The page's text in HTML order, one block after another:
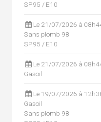
SP95 / E10
Le 21/07/2026 à
Sans plomb 98
SP95 / E10
Le 21/07/2026 à
Gasoil
Le 19/07/2026 à
Gasoil
Sans plomb 98